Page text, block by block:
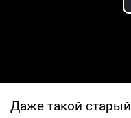
Даже такой